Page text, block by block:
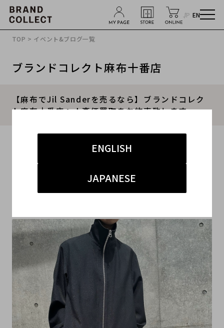
JP EN
ENGLISH
JAPANESE
TOP > イベント&ブログ一覧
ブランドコレクト麻布十番店
【麻布でJil Sanderを売るなら】ブランドコレク
ト麻布十番店へ！高価買取をお約束致します。
#ジルサンダー
#麻布十番 ハイブランド